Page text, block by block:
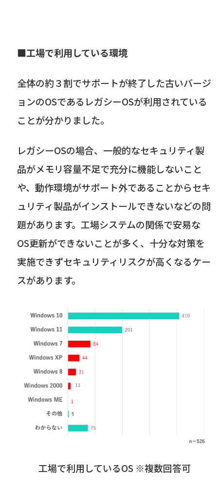
■工場で利用している環境
全体の約３割でサポートが終了した古いバージ
ョンのOSであるレガシーOSが利用されている
ことが分かりました。
レガシーOSの場合、一般的なセキュリティ製
品がメモリ容量不足で充分に機能しないこと
や、動作環境がサポート外であることからセキ
ュリティ製品がインストールできないなどの問
題があります。工場システムの関係で安易な
OS更新ができないことが多く、十分な対策を
実施できずセキュリティリスクが高くなるケー
スがあります。
工場で利用しているOS ※複数回答可